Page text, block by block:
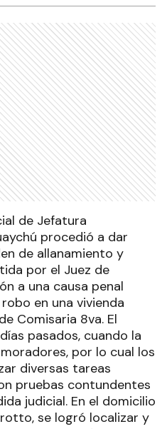
de Jefatura
procedió a dar
de allanamiento y
por el Juez de
a una causa penal
en una vivienda
Comisaria 8va. El
pasados, cuando la
por lo cual los
diversas tareas
pruebas contundentes
judicial. En el domicilio
se logró localizar y